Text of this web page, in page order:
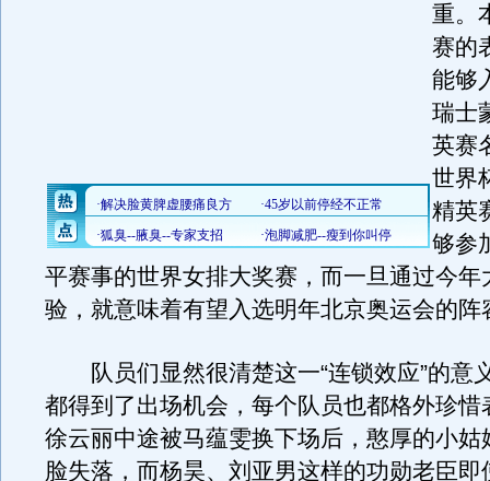
重。
赛的
能够
瑞士
英赛
世界
精英
够参
平赛事的世界女排大奖赛，而一旦通过今年
验，就意味着有望入选明年北京奥运会的阵
队员们显然很清楚这一“连锁效应”的意
都得到了出场机会，每个队员也都格外珍惜
徐云丽中途被马蕴雯换下场后，憨厚的小姑
脸失落，而杨昊、刘亚男这样的功勋老臣即